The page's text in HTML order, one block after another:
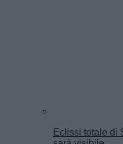
Eclissi totale di